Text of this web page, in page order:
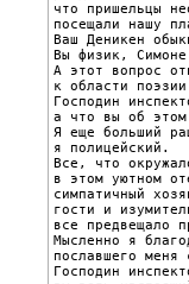
что пришельцы
посещали нашу
Ваш Деникен
Вы физик,
А этот вопрос
к области
Господин
а что вы об этом
Я еще больший
я полицейский.
Все, что
в этом уютном
симпатичный
гости и
все предвещало
Мысленно я
пославшего меня
Господин